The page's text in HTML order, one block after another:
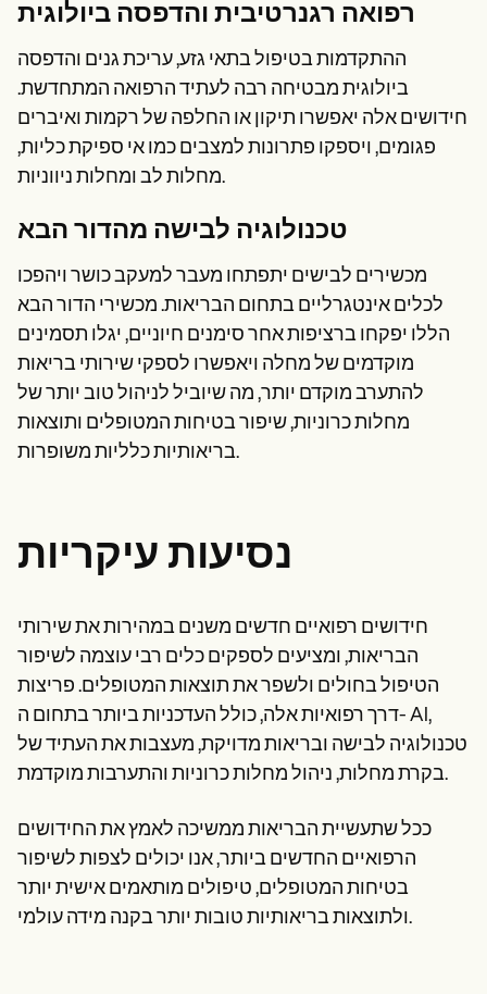
רפואה רגנרטיבית והדפסה ביולוגית
ההתקדמות בטיפול בתאי גזע, עריכת גנים והדפסה
ביולוגית מבטיחה רבה לעתיד הרפואה המתחדשת.
חידושים אלה יאפשרו תיקון או החלפה של רקמות ואיברים
פגומים, ויספקו פתרונות למצבים כמו אי ספיקת כליות,
מחלות לב ומחלות ניווניות.
טכנולוגיה לבישה מהדור הבא
מכשירים לבישים יתפתחו מעבר למעקב כושר ויהפכו
לכלים אינטגרליים בתחום הבריאות. מכשירי הדור הבא
הללו יפקחו ברציפות אחר סימנים חיוניים, יגלו תסמינים
מוקדמים של מחלה ויאפשרו לספקי שירותי בריאות
להתערב מוקדם יותר, מה שיוביל לניהול טוב יותר של
מחלות כרוניות, שיפור בטיחות המטופלים ותוצאות
בריאותיות כלליות משופרות.
נסיעות עיקריות
חידושים רפואיים חדשים משנים במהירות את שירותי
הבריאות, ומציעים לספקים כלים רבי עוצמה לשיפור
הטיפול בחולים ולשפר את תוצאות המטופלים. פריצות
דרך רפואיות אלה, כולל העדכניות ביותר בתחום ה- AI,
טכנולוגיה לבישה ובריאות מדויקת, מעצבות את העתיד של
בקרת מחלות, ניהול מחלות כרוניות והתערבות מוקדמת.
ככל שתעשיית הבריאות ממשיכה לאמץ את החידושים
הרפואיים החדשים ביותר, אנו יכולים לצפות לשיפור
בטיחות המטופלים, טיפולים מותאמים אישית יותר
ולתוצאות בריאותיות טובות יותר בקנה מידה עולמי.